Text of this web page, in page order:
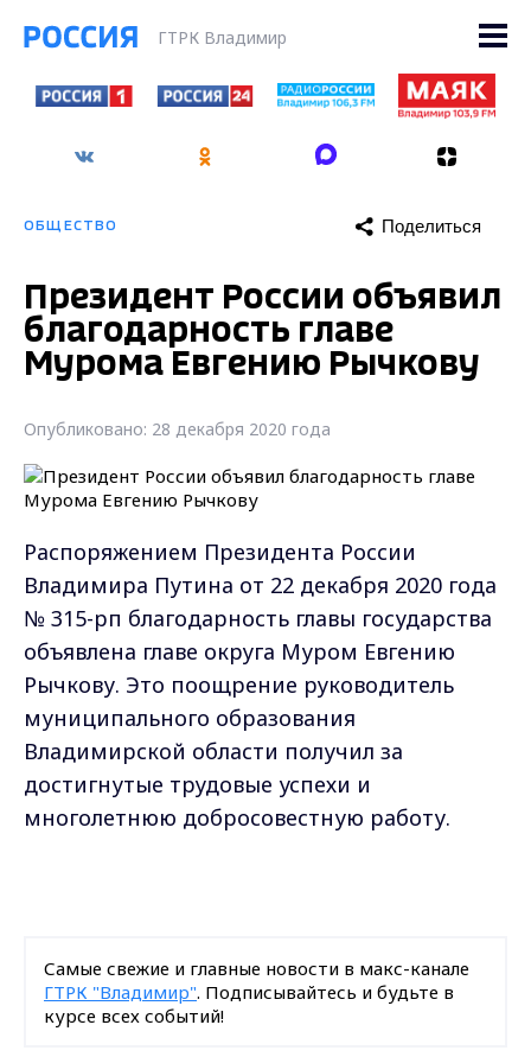
ГТРК Владимир
ОБЩЕСТВО Поделиться
Президент России объявил
благодарность главе
Мурома Евгению Рычкову
Опубликовано: 28 декабря 2020 года
Распоряжением Президента России
Владимира Путина от 22 декабря 2020 года
№ 315-рп благодарность главы государства
объявлена главе округа Муром Евгению
Рычкову. Это поощрение руководитель
муниципального образования
Владимирской области получил за
достигнутые трудовые успехи и
многолетнюю добросовестную работу.
Самые свежие и главные новости в макс-канале
ГТРК "Владимир". Подписывайтесь и будьте в
курсе всех событий!